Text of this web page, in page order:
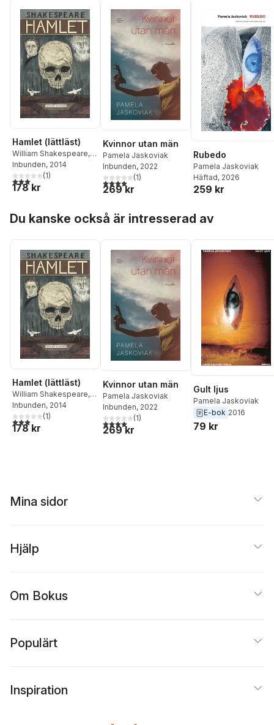
Hamlet (lättläst)
William Shakespeare,
Pamela Jaskoviak
Inbunden, 2014
3,0utav 5 stjärnor. Totalt antal röster:
(1)
178 kr
Kvinnor utan män
Pamela Jaskoviak
Inbunden, 2022
4,0utav 5 stjärnor. Totalt antal röster:
(1)
269 kr
Rubedo
Pamela Jaskoviak
Häftad, 2026
259 kr
Du kanske också är intresserad av
Hamlet (lättläst)
William Shakespeare,
Pamela Jaskoviak
Inbunden, 2014
3,0utav 5 stjärnor. Totalt antal röster:
(1)
178 kr
Kvinnor utan män
Pamela Jaskoviak
Inbunden, 2022
4,0utav 5 stjärnor. Totalt antal röster:
(1)
269 kr
Gult ljus
Pamela Jaskoviak
E-bok 2016
79 kr
Mina sidor
Hjälp
Om Bokus
Populärt
Inspiration